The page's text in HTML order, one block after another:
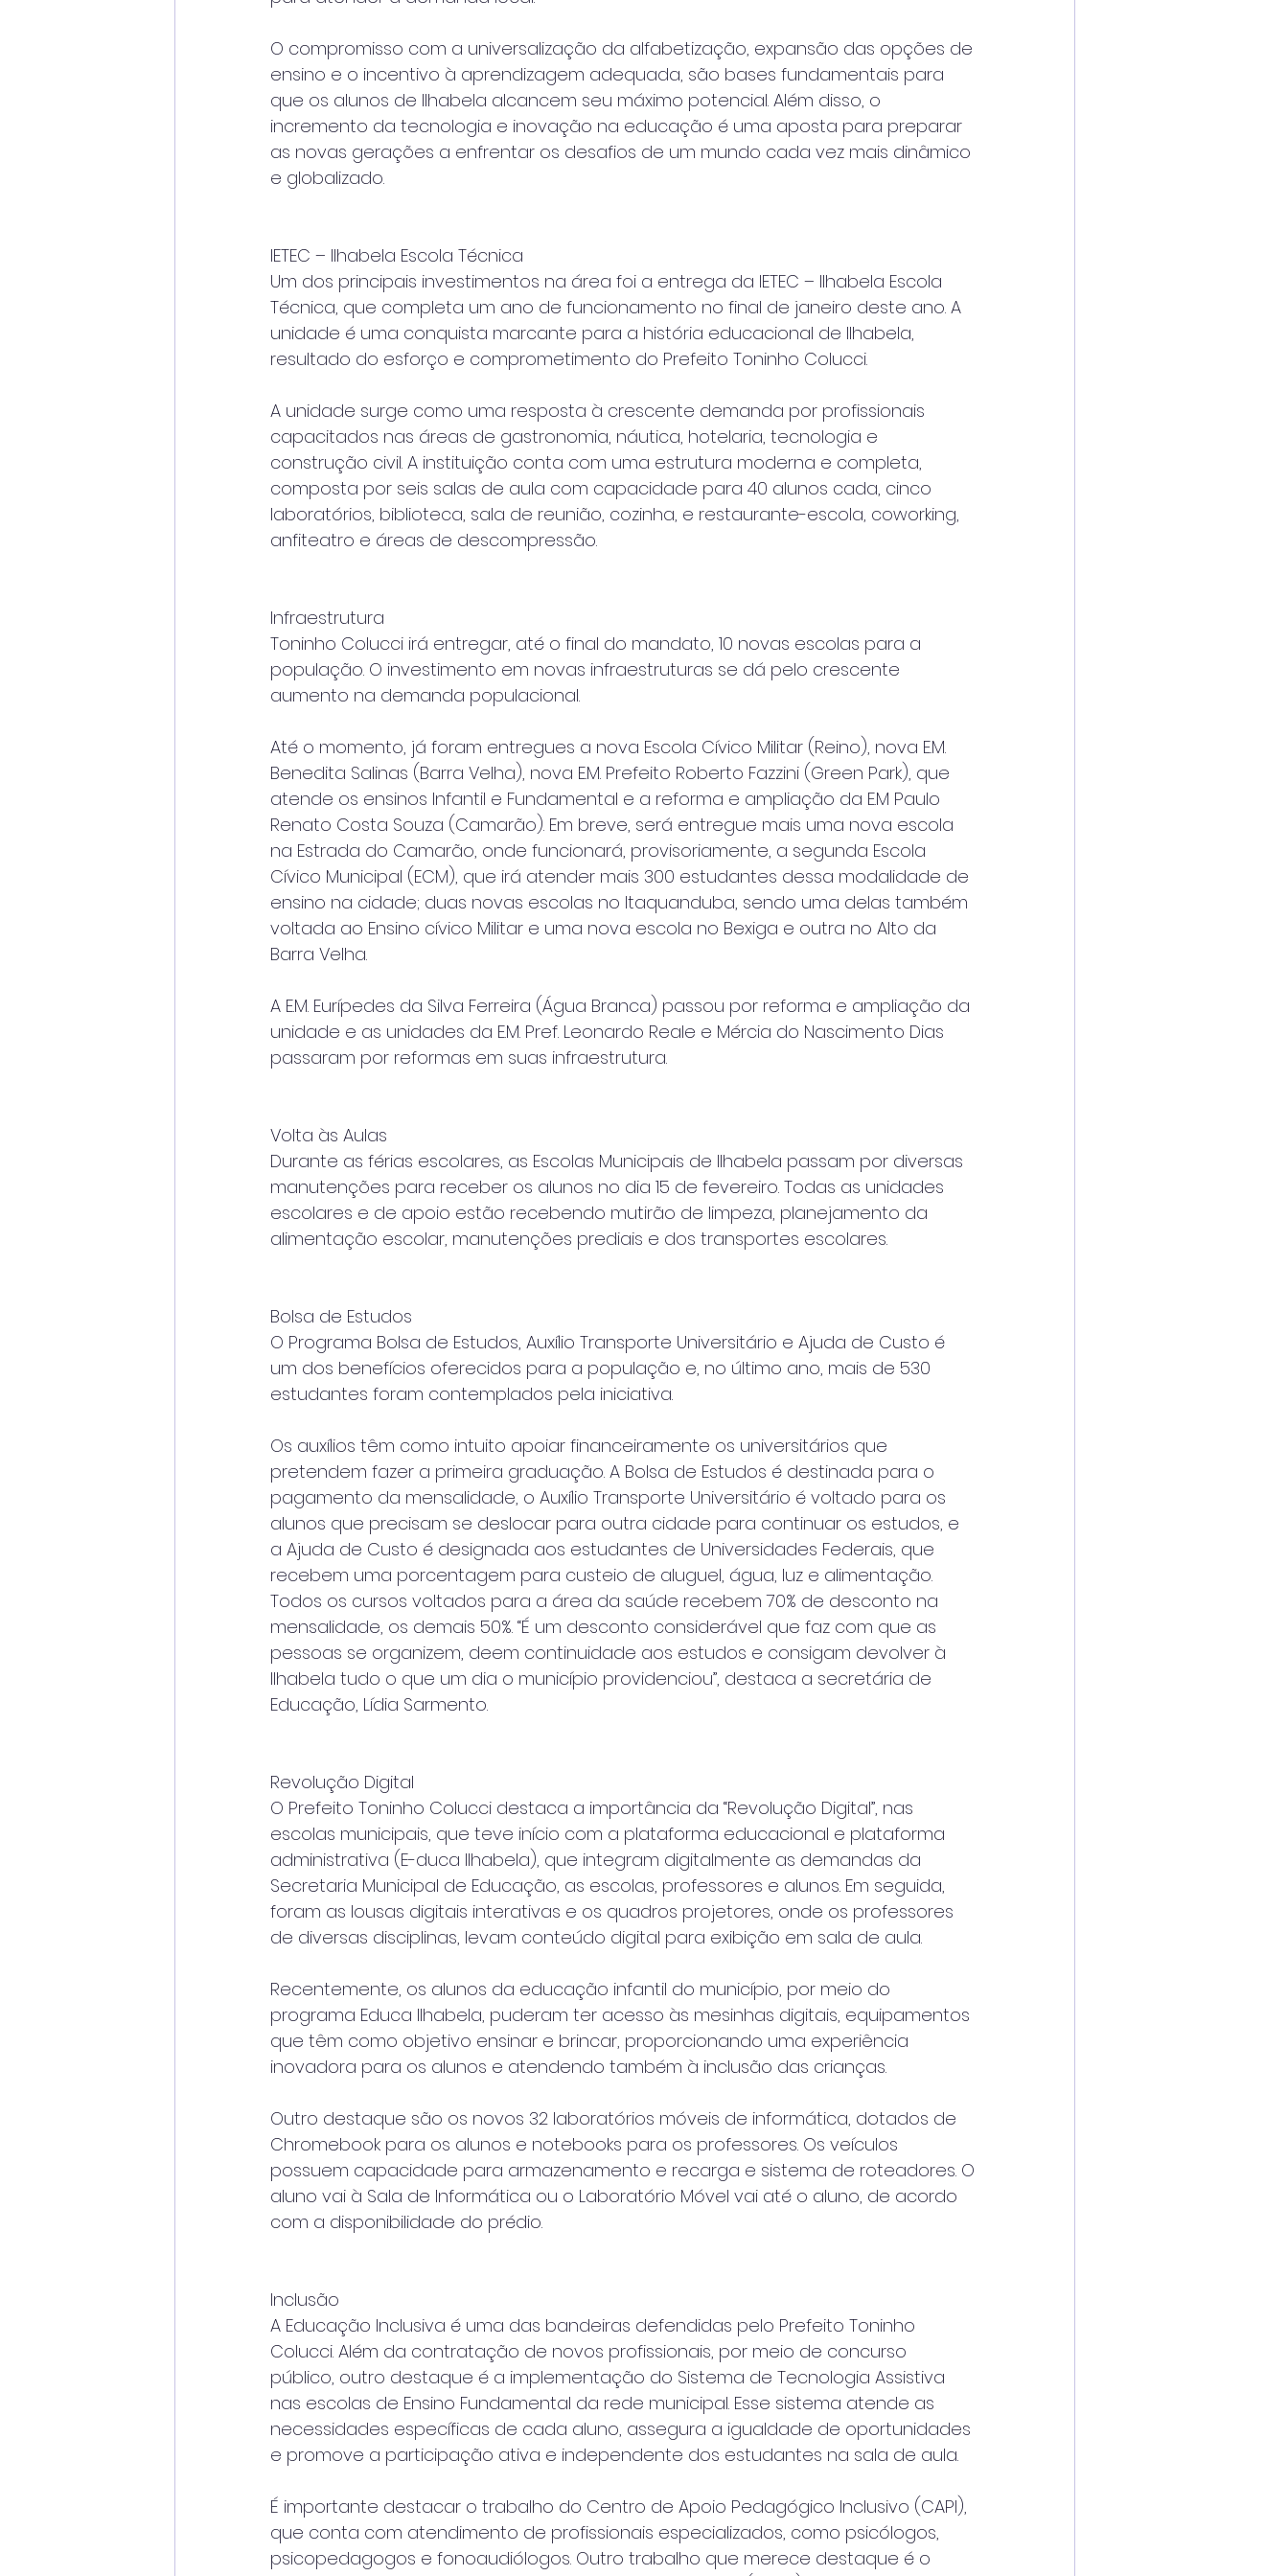
O compromisso com a universalização da alfabetização, expansão das opções de
ensino e o incentivo à aprendizagem adequada, são bases fundamentais para
que os alunos de Ilhabela alcancem seu máximo potencial. Além disso, o
incremento da tecnologia e inovação na educação é uma aposta para preparar
as novas gerações a enfrentar os desafios de um mundo cada vez mais dinâmico
e globalizado.
IETEC – Ilhabela Escola Técnica
Um dos principais investimentos na área foi a entrega da IETEC – Ilhabela Escola
Técnica, que completa um ano de funcionamento no final de janeiro deste ano. A
unidade é uma conquista marcante para a história educacional de Ilhabela,
resultado do esforço e comprometimento do Prefeito Toninho Colucci.
A unidade surge como uma resposta à crescente demanda por profissionais
capacitados nas áreas de gastronomia, náutica, hotelaria, tecnologia e
construção civil. A instituição conta com uma estrutura moderna e completa,
composta por seis salas de aula com capacidade para 40 alunos cada, cinco
laboratórios, biblioteca, sala de reunião, cozinha, e restaurante-escola, coworking,
anfiteatro e áreas de descompressão.
Infraestrutura
Toninho Colucci irá entregar, até o final do mandato, 10 novas escolas para a
população. O investimento em novas infraestruturas se dá pelo crescente
aumento na demanda populacional.
Até o momento, já foram entregues a nova Escola Cívico Militar (Reino), nova E.M.
Benedita Salinas (Barra Velha), nova E.M. Prefeito Roberto Fazzini (Green Park), que
atende os ensinos Infantil e Fundamental e a reforma e ampliação da E.M Paulo
Renato Costa Souza (Camarão). Em breve, será entregue mais uma nova escola
na Estrada do Camarão, onde funcionará, provisoriamente, a segunda Escola
Cívico Municipal (ECM), que irá atender mais 300 estudantes dessa modalidade de
ensino na cidade; duas novas escolas no Itaquanduba, sendo uma delas também
voltada ao Ensino cívico Militar e uma nova escola no Bexiga e outra no Alto da
Barra Velha.
A E.M. Eurípedes da Silva Ferreira (Água Branca) passou por reforma e ampliação da
unidade e as unidades da E.M. Pref. Leonardo Reale e Mércia do Nascimento Dias
passaram por reformas em suas infraestrutura.
Volta às Aulas
Durante as férias escolares, as Escolas Municipais de Ilhabela passam por diversas
manutenções para receber os alunos no dia 15 de fevereiro. Todas as unidades
escolares e de apoio estão recebendo mutirão de limpeza, planejamento da
alimentação escolar, manutenções prediais e dos transportes escolares.
Bolsa de Estudos
O Programa Bolsa de Estudos, Auxílio Transporte Universitário e Ajuda de Custo é
um dos benefícios oferecidos para a população e, no último ano, mais de 530
estudantes foram contemplados pela iniciativa.
Os auxílios têm como intuito apoiar financeiramente os universitários que
pretendem fazer a primeira graduação. A Bolsa de Estudos é destinada para o
pagamento da mensalidade, o Auxílio Transporte Universitário é voltado para os
alunos que precisam se deslocar para outra cidade para continuar os estudos, e
a Ajuda de Custo é designada aos estudantes de Universidades Federais, que
recebem uma porcentagem para custeio de aluguel, água, luz e alimentação.
Todos os cursos voltados para a área da saúde recebem 70% de desconto na
mensalidade, os demais 50%. “É um desconto considerável que faz com que as
pessoas se organizem, deem continuidade aos estudos e consigam devolver à
Ilhabela tudo o que um dia o município providenciou”, destaca a secretária de
Educação, Lídia Sarmento.
Revolução Digital
O Prefeito Toninho Colucci destaca a importância da “Revolução Digital”, nas
escolas municipais, que teve início com a plataforma educacional e plataforma
administrativa (E-duca Ilhabela), que integram digitalmente as demandas da
Secretaria Municipal de Educação, as escolas, professores e alunos. Em seguida,
foram as lousas digitais interativas e os quadros projetores, onde os professores
de diversas disciplinas, levam conteúdo digital para exibição em sala de aula.
Recentemente, os alunos da educação infantil do município, por meio do
programa Educa Ilhabela, puderam ter acesso às mesinhas digitais, equipamentos
que têm como objetivo ensinar e brincar, proporcionando uma experiência
inovadora para os alunos e atendendo também à inclusão das crianças.
Outro destaque são os novos 32 laboratórios móveis de informática, dotados de
Chromebook para os alunos e notebooks para os professores. Os veículos
possuem capacidade para armazenamento e recarga e sistema de roteadores. O
aluno vai à Sala de Informática ou o Laboratório Móvel vai até o aluno, de acordo
com a disponibilidade do prédio.
Inclusão
A Educação Inclusiva é uma das bandeiras defendidas pelo Prefeito Toninho
Colucci. Além da contratação de novos profissionais, por meio de concurso
público, outro destaque é a implementação do Sistema de Tecnologia Assistiva
nas escolas de Ensino Fundamental da rede municipal. Esse sistema atende as
necessidades específicas de cada aluno, assegura a igualdade de oportunidades
e promove a participação ativa e independente dos estudantes na sala de aula.
É importante destacar o trabalho do Centro de Apoio Pedagógico Inclusivo (CAPI),
que conta com atendimento de profissionais especializados, como psicólogos,
psicopedagogos e fonoaudiólogos. Outro trabalho que merece destaque é o